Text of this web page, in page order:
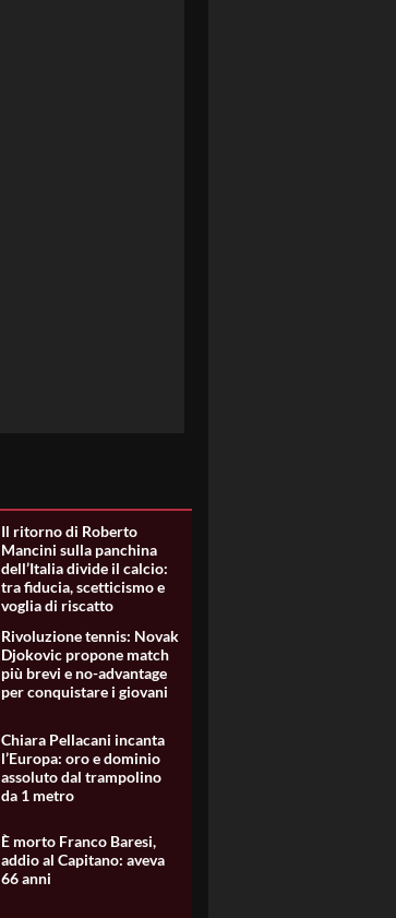
Il ritorno di Roberto
Mancini sulla panchina
dell’Italia divide il calcio:
tra fiducia, scetticismo e
voglia di riscatto
Rivoluzione tennis: Novak
Djokovic propone match
più brevi e no-advantage
per conquistare i giovani
Chiara Pellacani incanta
l’Europa: oro e dominio
assoluto dal trampolino
da 1 metro
È morto Franco Baresi,
addio al Capitano: aveva
66 anni